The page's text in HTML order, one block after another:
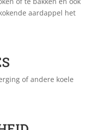
aardappel het
of andere koele